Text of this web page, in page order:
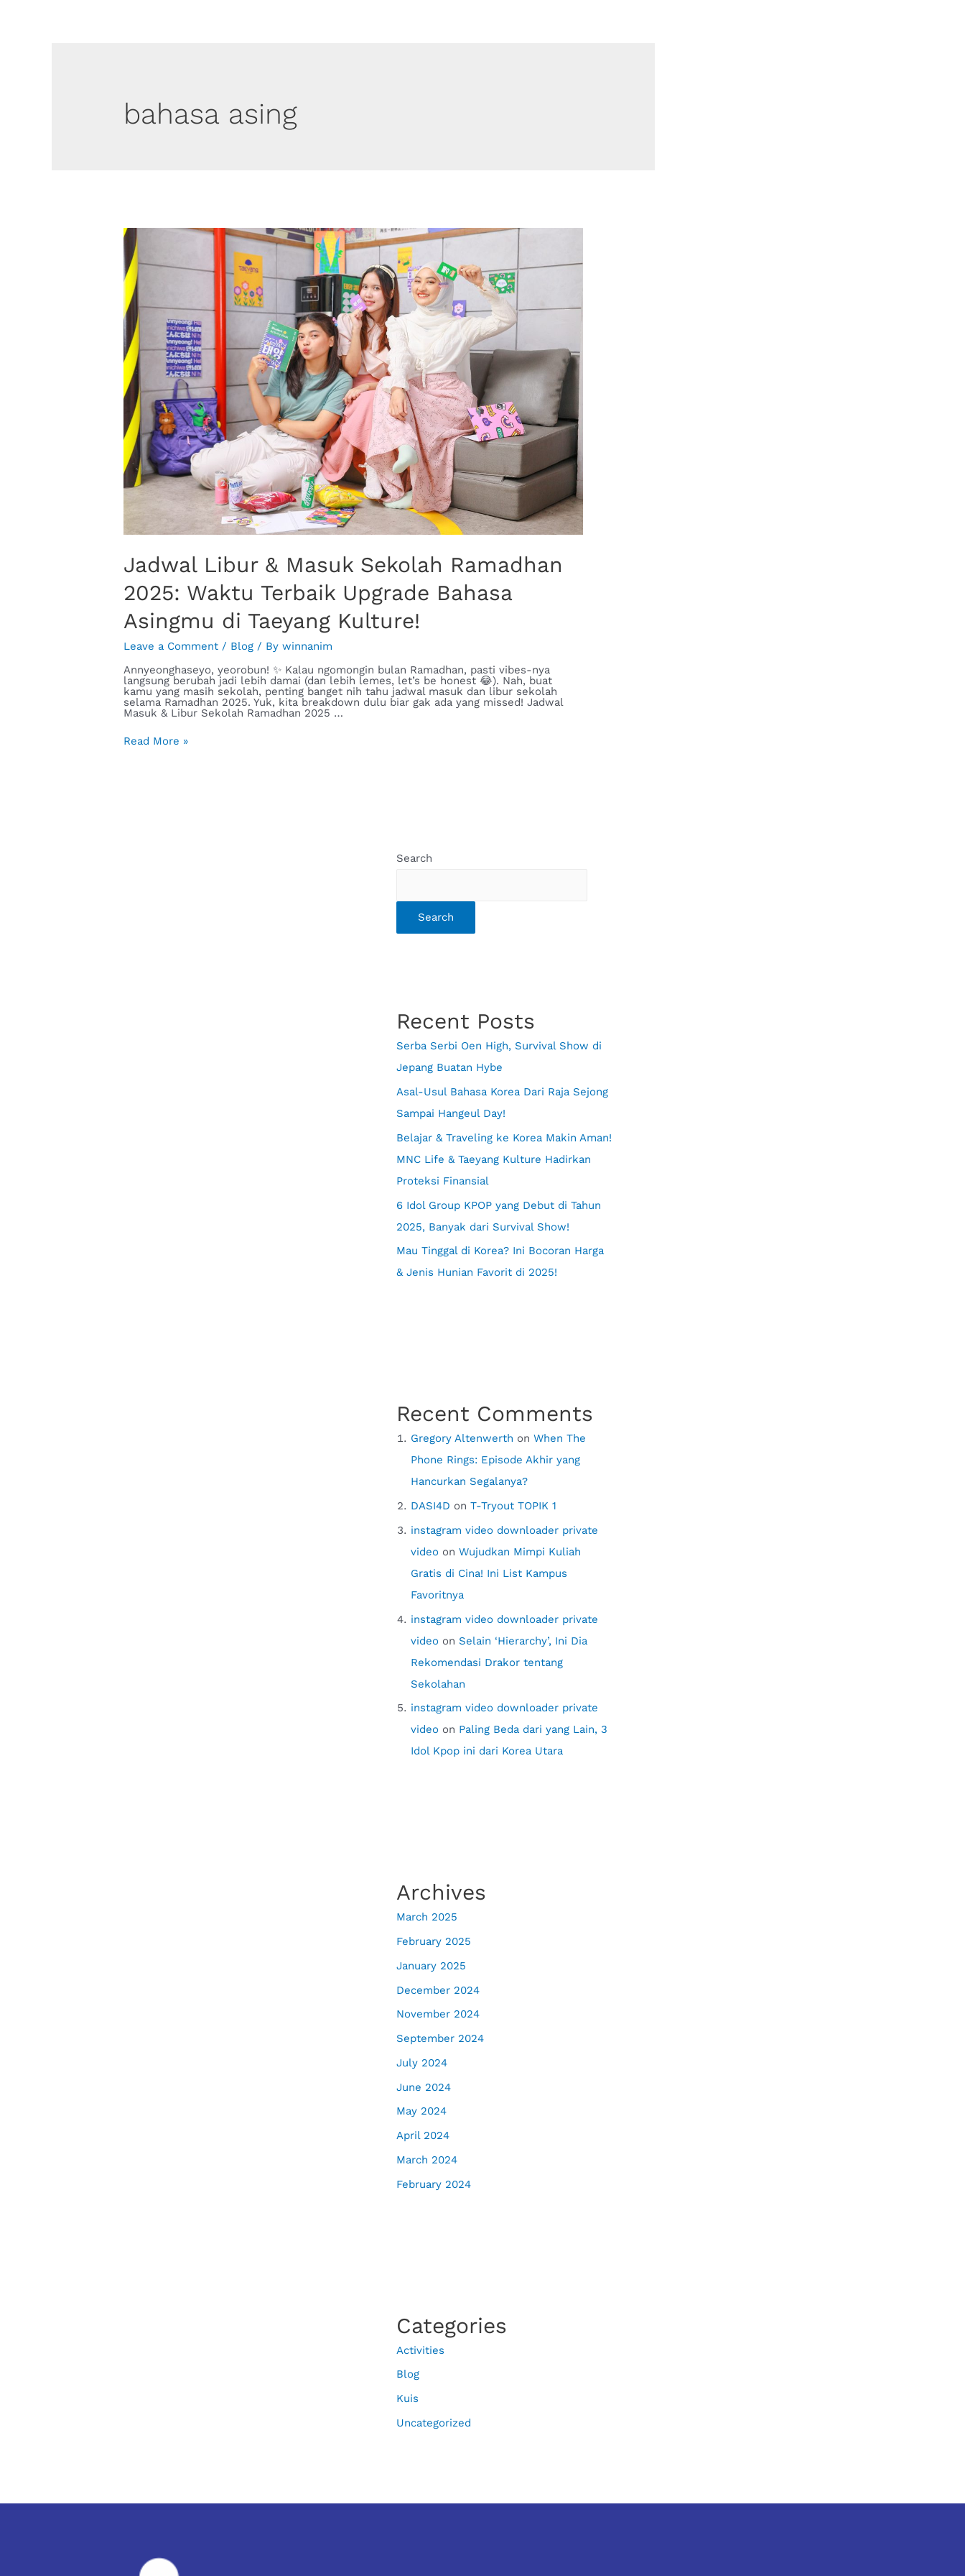
bahasa asing
Jadwal Libur & Masuk Sekolah Ramadhan
2025: Waktu Terbaik Upgrade Bahasa
Asingmu di Taeyang Kulture!
Leave a Comment / Blog / Bywinnanim
Annyeonghaseyo, yeorobun! ✨ Kalau ngomongin bulan Ramadhan, pasti vibes-nya
langsung berubah jadi lebih damai (dan lebih lemes, let’s be honest 😂). Nah, buat
kamu yang masih sekolah, penting banget nih tahu jadwal masuk dan libur sekolah
selama Ramadhan 2025. Yuk, kita breakdown dulu biar gak ada yang missed! Jadwal
Masuk & Libur Sekolah Ramadhan 2025 …
Read More »
Search
Search
Recent Posts
Serba Serbi Oen High, Survival Show di
Jepang Buatan Hybe
Asal-Usul Bahasa Korea Dari Raja Sejong
Sampai Hangeul Day!
Belajar & Traveling ke Korea Makin Aman!
MNC Life & Taeyang Kulture Hadirkan
Proteksi Finansial
6 Idol Group KPOP yang Debut di Tahun
2025, Banyak dari Survival Show!
Mau Tinggal di Korea? Ini Bocoran Harga
& Jenis Hunian Favorit di 2025!
Recent Comments
Gregory Altenwerth on When The
Phone Rings: Episode Akhir yang
Hancurkan Segalanya?
DASI4D on T-Tryout TOPIK 1
instagram video downloader private
video on Wujudkan Mimpi Kuliah
Gratis di Cina! Ini List Kampus
Favoritnya
instagram video downloader private
video on Selain ‘Hierarchy’, Ini Dia
Rekomendasi Drakor tentang
Sekolahan
instagram video downloader private
video on Paling Beda dari yang Lain, 3
Idol Kpop ini dari Korea Utara
Archives
March 2025
February 2025
January 2025
December 2024
November 2024
September 2024
July 2024
June 2024
May 2024
April 2024
March 2024
February 2024
Categories
Activities
Blog
Kuis
Uncategorized